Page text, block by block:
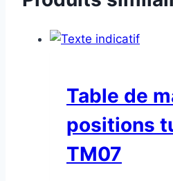
Table de
positions
TM07